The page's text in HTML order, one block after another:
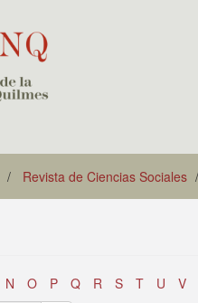
Revista de Ciencias Sociales
N O P Q R S T U V